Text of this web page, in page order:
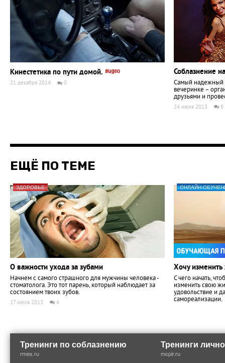
Кинестетика по пути домой.
21 декабря 2014 0
Соблазнение
Самый надежный
вечеринке –
друзьями и
24 июня 2013 8
ЕЩЁ ПО ТЕМЕ
ЗДОРОВЬЕ
О важности ухода за зубами
Начнем с самого страшного для мужчины человека -
стоматолога. Это тот парень, который наблюдает за
состоянием твоих зубов.
17 июля 2013 4
ОНЛАЙН-
Хочу изменить
С чего начать,
изменить свою
удовольствие и
самореализации.
Тренинги по соблазнению
rmes.ru
Тренинги
mcpir.ru